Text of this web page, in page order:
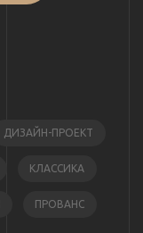
ДИЗАЙН-ПРОЕКТ
КЛАССИКА
ПРОВАНС